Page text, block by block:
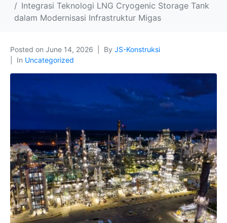
Integrasi Teknologi LNG Cryogenic Storage Tank
dalam Modernisasi Infrastruktur Migas
Posted on June 14, 2026 By JS-Konstruksi
In Uncategorized